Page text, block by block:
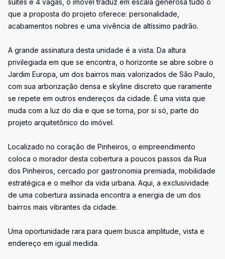
suítes e 4 vagas, o imóvel traduz em escala generosa tudo o
que a proposta do projeto oferece: personalidade,
acabamentos nobres e uma vivência de altíssimo padrão.
A grande assinatura desta unidade é a vista. Da altura
privilegiada em que se encontra, o horizonte se abre sobre o
Jardim Europa, um dos bairros mais valorizados de São Paulo,
com sua arborização densa e skyline discreto que raramente
se repete em outros endereços da cidade. É uma vista que
muda com a luz do dia e que se torna, por si só, parte do
projeto arquitetônico do imóvel.
Localizado no coração de Pinheiros, o empreendimento
coloca o morador desta cobertura a poucos passos da Rua
dos Pinheiros, cercado por gastronomia premiada, mobilidade
estratégica e o melhor da vida urbana. Aqui, a exclusividade
de uma cobertura assinada encontra a energia de um dos
bairros mais vibrantes da cidade.
Uma oportunidade rara para quem busca amplitude, vista e
endereço em igual medida.